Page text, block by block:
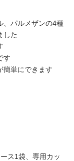
、パルメザンの4種
した
す
簡単にできます
ス1袋、専用カッ